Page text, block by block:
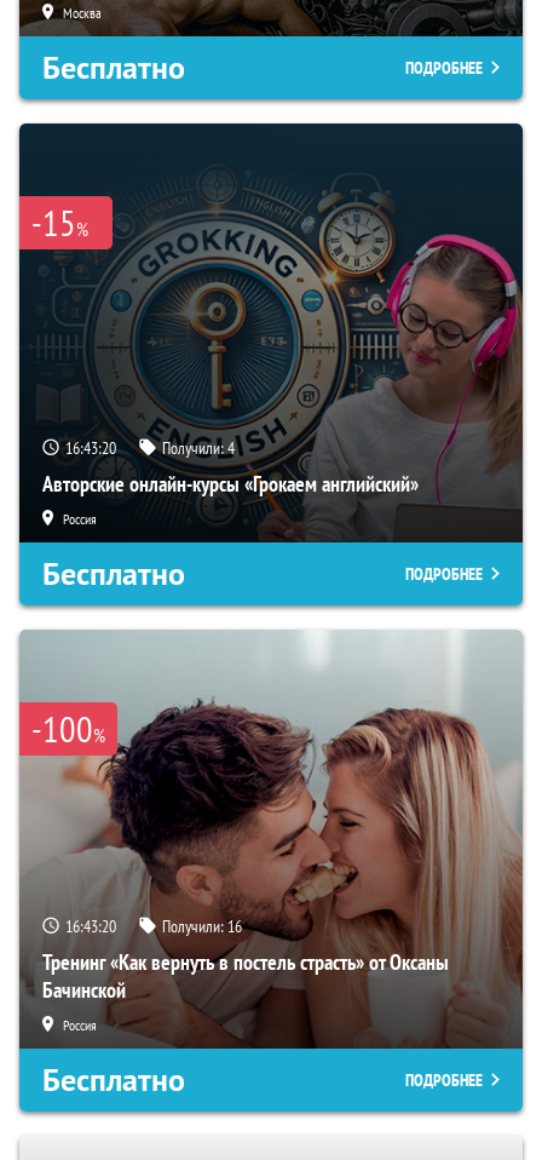
Москва
Бесплатно ПОДРОБНЕЕ
-15%
16:43:19 Получили:4
Авторские онлайн-курсы «Грокаем английский»
Россия
Бесплатно ПОДРОБНЕЕ
-100%
16:43:19 Получили:16
Тренинг «Как вернуть в постель страсть» от Оксаны
Бачинской
Россия
Бесплатно ПОДРОБНЕЕ